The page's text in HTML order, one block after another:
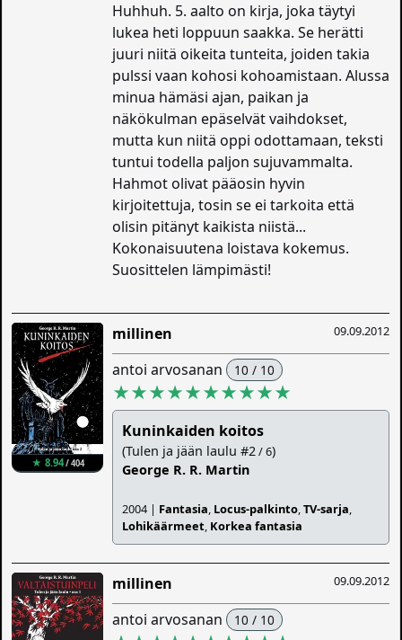
Huhhuh. 5. aalto on kirja, joka täytyi
lukea heti loppuun saakka. Se herätti
juuri niitä oikeita tunteita, joiden takia
pulssi vaan kohosi kohoamistaan. Alussa
minua hämäsi ajan, paikan ja
näkökulman epäselvät vaihdokset,
mutta kun niitä oppi odottamaan, teksti
tuntui todella paljon sujuvammalta.
Hahmot olivat pääosin hyvin
kirjoitettuja, tosin se ei tarkoita että
olisin pitänyt kaikista niistä...
Kokonaisuutena loistava kokemus.
Suosittelen lämpimästi!
★ 8.94/ 404
09.09.2012
millinen
antoi arvosanan 10 / 10
★★★★★★★★★★
Kuninkaiden koitos
(Tulen ja jään laulu #2/ 6)
George R. R. Martin
2004 | Fantasia, Locus-palkinto,TV-sarja,
Lohikäärmeet, Korkea fantasia
09.09.2012
millinen
antoi arvosanan 10 / 10